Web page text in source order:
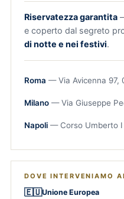
Riservatezza garantita
e coperto dal segreto
di notte e nei festivi.
Roma — Via Avicenna 97,
Milano — Via Giuseppe
Napoli — Corso Umberto I
DOVE INTERVENIAMO
🇪🇺Unione Europea